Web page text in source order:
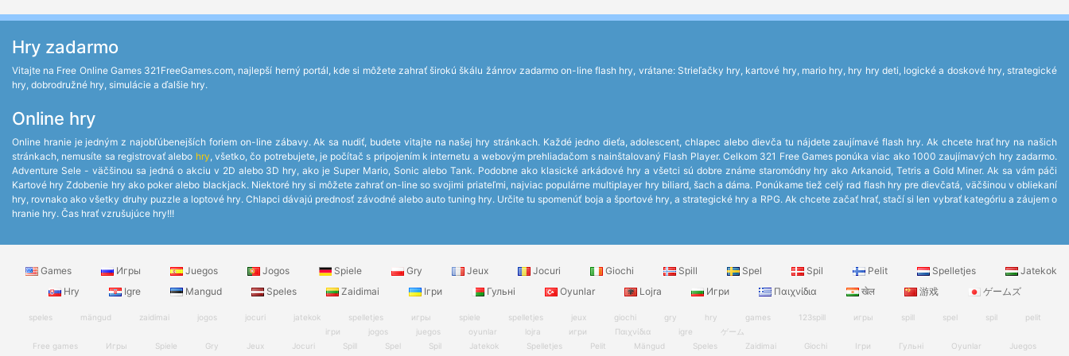
Hry zadarmo
Vitajte na Free Online Games 321FreeGames.com, najlepší herný portál, kde si môžete zahrať širokú škálu žánrov zadarmo on-line flash hry, vrátane: Strieľačky hry, kartové hry, mario hry, hry hry deti, logické a doskové hry, strategické
hry, dobrodružné hry, simulácie a ďalšie hry.
Online hry
Online hranie je jedným z najobľúbenejších foriem on-line zábavy. Ak sa nudiť, budete vitajte na našej hry stránkach. Každé jedno dieťa, adolescent, chlapec alebo dievča tu nájdete zaujímavé flash hry. Ak chcete hrať hry na našich
stránkach, nemusíte sa registrovať alebo hry, všetko, čo potrebujete, je počítač s pripojením k internetu a webovým prehliadačom s nainštalovaný Flash Player. Celkom 321 Free Games ponúka viac ako 1000 zaujímavých hry zadarmo.
Adventure Sele - väčšinou sa jedná o akciu v 2D alebo 3D hry, ako je Super Mario, Sonic alebo Tank. Podobne ako klasické arkádové hry a všetci sú dobre známe staromódny hry ako Arkanoid, Tetris a Gold Miner. Ak sa vám páči
Kartové hry Zdobenie hry ako poker alebo blackjack. Niektoré hry si môžete zahrať on-line so svojimi priateľmi, najviac populárne multiplayer hry biliard, šach a dáma. Ponúkame tiež celý rad flash hry pre dievčatá, väčšinou v obliekaní
hry, rovnako ako všetky druhy puzzle a loptové hry. Chlapci dávajú prednosť závodné alebo auto tuning hry. Určite tu spomenúť boja a športové hry, a strategické hry a RPG. Ak chcete začať hrať, stačí si len vybrať kategóriu a záujem o
hranie hry. Čas hrať vzrušujúce hry!!!
Games Игры Juegos Jogos Spiele Gry Jeux Jocuri Giochi Spill Spel Spil Pelit Spelletjes
Jatekok
Hry
Igre Mangud Speles Zaidimai Ігри Гульні Oyunlar Lojra Игри Παιχνίδια खेल 游戏 ゲームズ
speles mängud zaidimai jogos jocuri jatekok spelletjes игры spiele spelletjes jeux giochi gry hry games 123spill игры spill spel spil
pelit
ігри
jogos juegos oyunlar lojra игри Παιχνίδια igre
ゲーム
Free games
Игры Spiele Gry Jeux Jocuri Spill Spel Spil Jatekok Spelletjes Pelit Mängud Speles Zaidimai Giochi Ігри Гульні Oyunlar
Juegos